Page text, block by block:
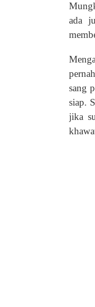
ada
sang
siap.
jika